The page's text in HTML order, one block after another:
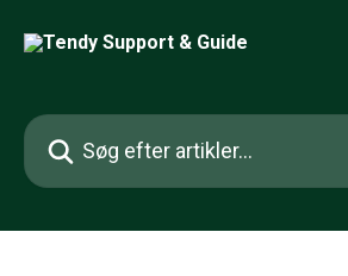
Søg efter artikler...